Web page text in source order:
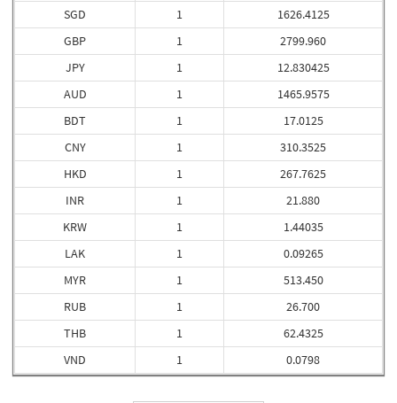
SGD
GBP
JPY
AUD
BDT
CNY
HKD
INR
KRW
LAK
MYR
RUB
THB
VND
1
1
1
1
1
1
1
1
1
1
1
1
1
1
1626.4125
2799.960
12.830425
1465.9575
17.0125
310.3525
267.7625
21.880
1.44035
0.09265
513.450
26.700
62.4325
0.0798